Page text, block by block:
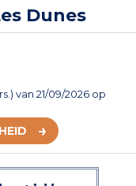
Dunes
van 21/09/2026op